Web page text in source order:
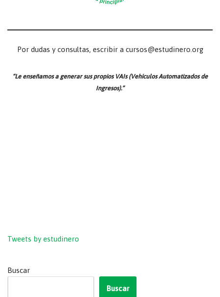
Por dudas y consultas, escribir a cursos@estudinero.org
“Le enseñamos a generar sus propios VAIs (Vehículos Automatizados de
Ingresos).”
Tweets by estudinero
Buscar
Buscar